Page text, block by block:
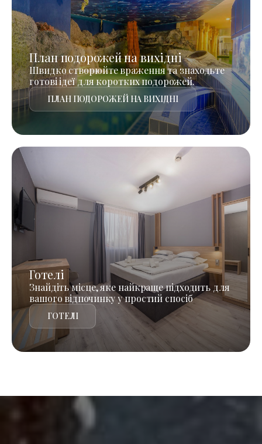
План подорожей на вихідні
Швидко створюйте враження та знаходьте
готові ідеї для коротких подорожей.
ПЛАН ПОДОРОЖЕЙ НА ВИХІДНІ
Готелі
Знайдіть місце, яке найкраще підходить для
вашого відпочинку у простий спосіб
ГОТЕЛІ